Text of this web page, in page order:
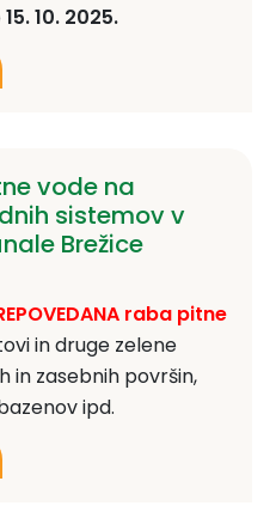
15. 10. 2025.
vode na
sistemov v
Brežice
raba pitne
in druge zelene
in zasebnih površin,
ipd.